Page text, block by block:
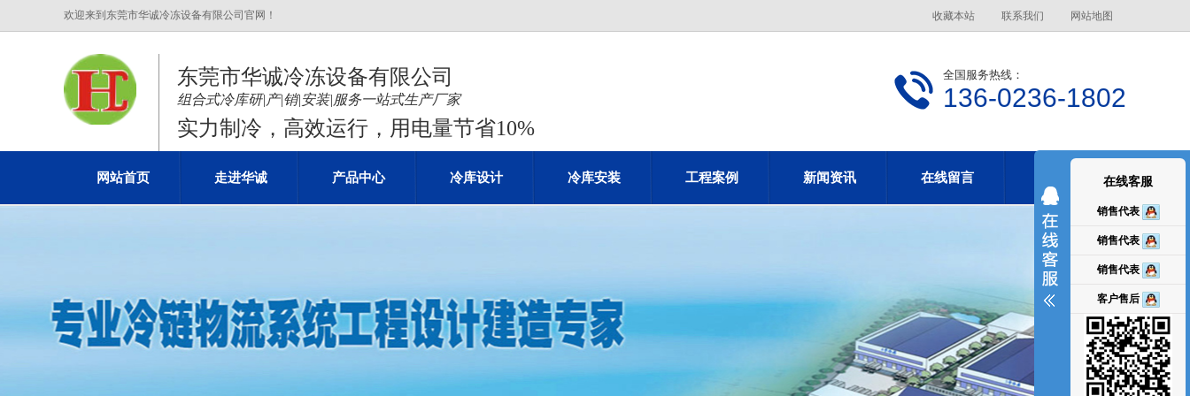
欢迎来到东莞市华诚冷冻设备有限公司官网！ 收藏本站 联系我们 网站地图
东莞市华诚冷冻设备有限公司
组合式冷库研|产|销|安装|服务一站式生产厂家
实力制冷，高效运行，用电量节省10%
全国服务热线：
136-0236-1802
网站首页 走进华诚 产品中心 冷库设计 冷库安装 工程案例 新闻资讯 在线留言 在线客服
销售代表
销售代表
销售代表
客户售后